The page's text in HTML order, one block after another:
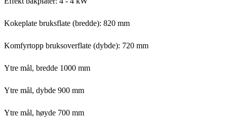
Kokeplate bruksflate (bredde): 820 mm
Komfyrtopp bruksoverflate (dybde): 720 mm
Ytre mål, bredde 1000 mm
Ytre mål, dybde 900 mm
Ytre mål, høyde 700 mm